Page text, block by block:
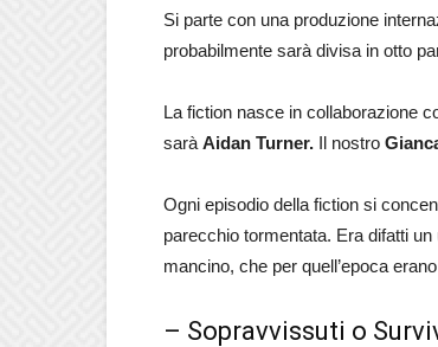
Si parte con una produzione
probabilmente sarà divisa in otto
La fiction nasce in collaborazione
sarà Aidan Turner. Il nostro
Ogni episodio della fiction si
parecchio tormentata. Era difatti
mancino, che per quell’epoca
– Sopravvissuti o